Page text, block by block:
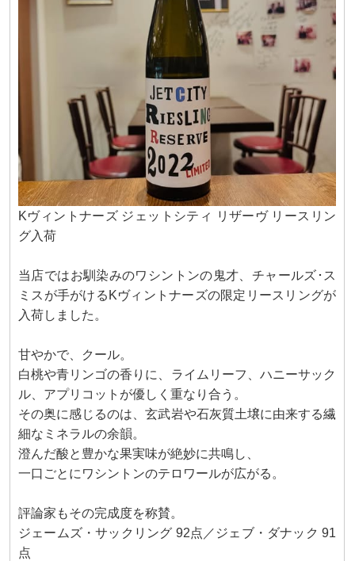
Kヴィントナーズ ジェットシティ リザーヴ リースリン
グ入荷
当店ではお馴染みのワシントンの鬼才、チャールズ･ス
ミスが手がけるKヴィントナーズの限定リースリングが
入荷しました。
甘やかで、クール。
白桃や青リンゴの香りに、ライムリーフ、ハニーサック
ル、アプリコットが優しく重なり合う。
その奥に感じるのは、玄武岩や石灰質土壌に由来する繊
細なミネラルの余韻。
澄んだ酸と豊かな果実味が絶妙に共鳴し、
一口ごとにワシントンのテロワールが広がる。
評論家もその完成度を称賛。
ジェームズ・サックリング 92点／ジェブ・ダナック 91
点